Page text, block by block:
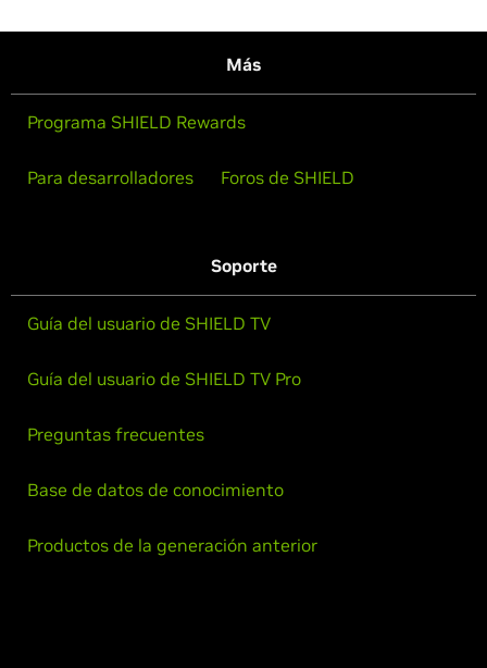
Más
Programa SHIELD Rewards
Para desarrolladores Foros de SHIELD
Soporte
Guía del usuario de SHIELD TV
Guía del usuario de SHIELD TV Pro
Preguntas frecuentes
Base de datos de conocimiento
Productos de la generación anterior